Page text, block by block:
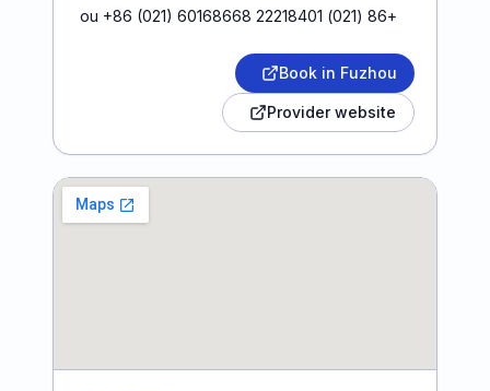
+86 (021) 22218401 ou +86 (021) 60168668
Book in Fuzhou
Provider website